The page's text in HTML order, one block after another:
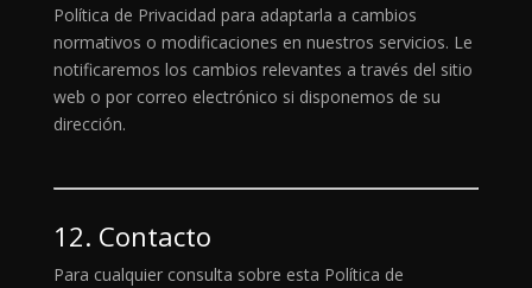
Política de Privacidad para adaptarla a cambios
normativos o modificaciones en nuestros servicios. Le
notificaremos los cambios relevantes a través del sitio
web o por correo electrónico si disponemos de su
dirección.
12. Contacto
Para cualquier consulta sobre esta Política de